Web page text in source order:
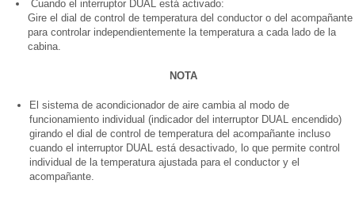
Cuando el interruptor DUAL está activado:
Gire el dial de control de temperatura del conductor o del acompañante
para controlar independientemente la temperatura a cada lado de la
cabina.
NOTA
El sistema de acondicionador de aire cambia al modo de
funcionamiento individual (indicador del interruptor DUAL encendido)
girando el dial de control de temperatura del acompañante incluso
cuando el interruptor DUAL está desactivado, lo que permite control
individual de la temperatura ajustada para el conductor y el
acompañante.